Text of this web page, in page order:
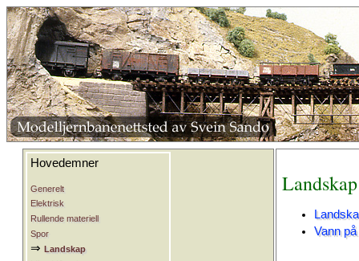
Hovedemner
Generelt
Elektrisk
Rullende materiell
Spor
⇒Landskap
Landskap
Vann